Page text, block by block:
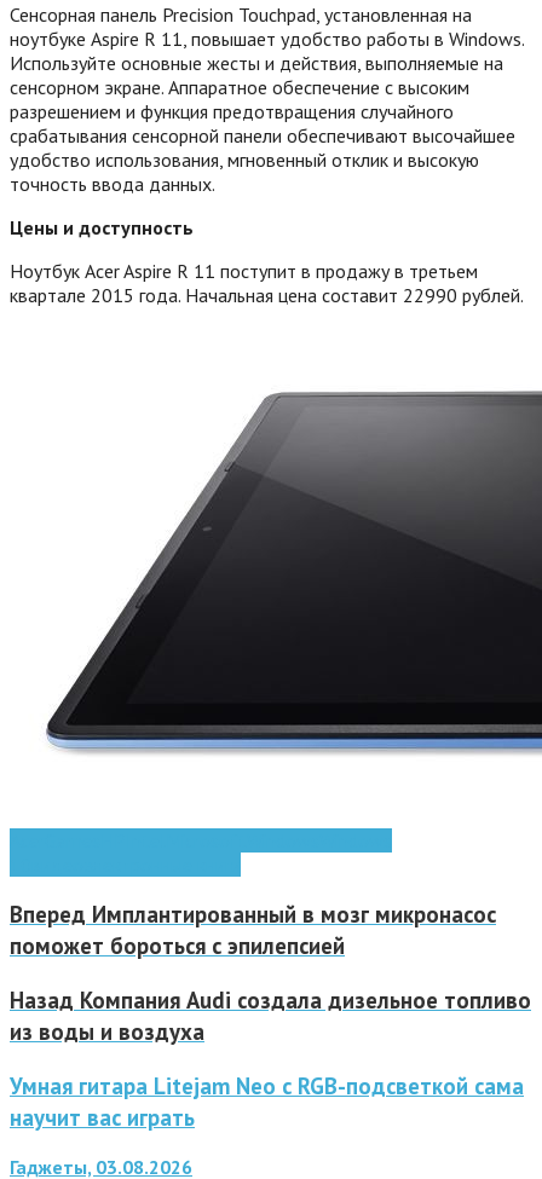
Сенсорная панель Precision Touchpad, установленная на
ноутбуке Aspire R 11, повышает удобство работы в Windows.
Используйте основные жесты и действия, выполняемые на
сенсорном экране. Аппаратное обеспечение с высоким
разрешением и функция предотвращения случайного
срабатывания сенсорной панели обеспечивают высочайшее
удобство использования, мгновенный отклик и высокую
точность ввода данных.
Цены и доступность
Ноутбук Acer Aspire R 11 поступит в продажу в третьем
квартале 2015 года. Начальная цена составит 22990 рублей.
Вперед Имплантированный в мозг микронасос
поможет бороться с эпилепсией
Назад Компания Audi создала дизельное топливо
из воды и воздуха
Умная гитара Litejam Neo с RGB-подсветкой сама
научит вас играть
Гаджеты, 03.08.2026